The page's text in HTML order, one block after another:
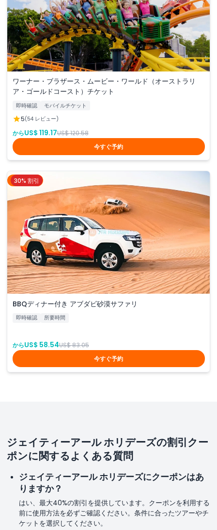
ワーナー・ブラザース・ムービー・ワールド（オーストラリ
ア・ゴールドコースト）チケット
即時確認 モバイルチケット
5(54 レビュー)
からUS$ 119.17US$ 120.58
今すぐ予約
アブダビ
30% 割引
BBQディナー付き アブダビ砂漠サファリ
即時確認 所要時間
からUS$ 58.54US$ 83.05
今すぐ予約
ジェイティーアール ホリデーズの割引クー
ポンに関するよくある質問
ジェイティーアール ホリデーズにクーポンはあ
りますか？
はい、最大40%の割引を提供しています。クーポンを利用する
前に使用方法を必ずご確認ください。条件に合ったツアーやチ
ケットを選択してください。